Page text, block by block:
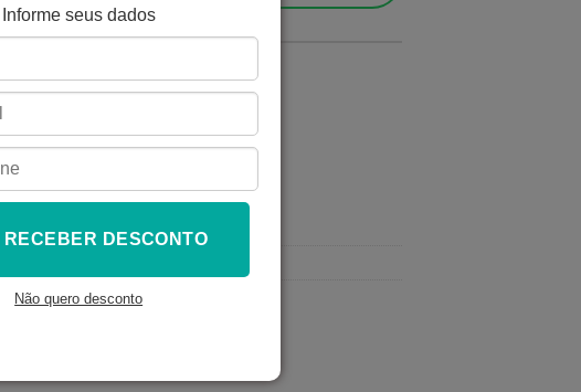
entrega:
CONSULTAR
Informe seus dados
RECEBER DESCONTO
Não quero desconto